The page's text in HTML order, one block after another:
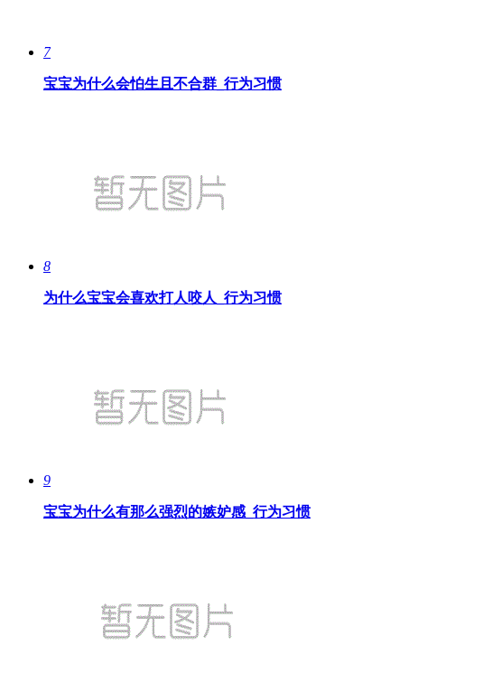
7
宝宝为什么会怕生且不合群_行为习惯
8
为什么宝宝会喜欢打人咬人_行为习惯
9
宝宝为什么有那么强烈的嫉妒感_行为习惯